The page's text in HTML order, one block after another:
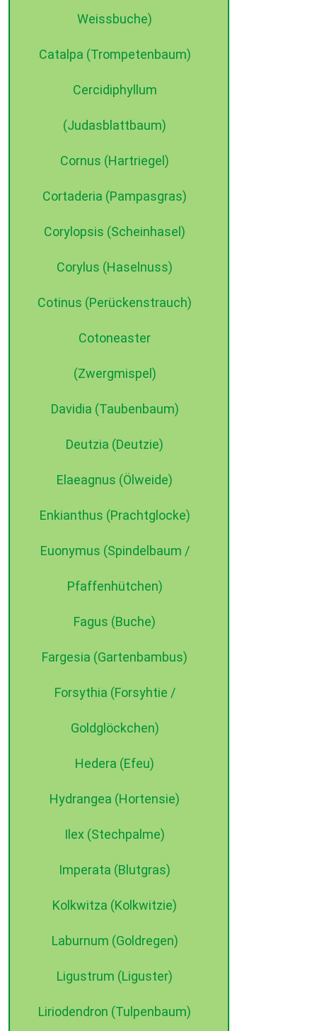
Weissbuche)
Catalpa (Trompetenbaum)
Cercidiphyllum
(Judasblattbaum)
Cornus (Hartriegel)
Cortaderia (Pampasgras)
Corylopsis (Scheinhasel)
Corylus (Haselnuss)
Cotinus (Perückenstrauch)
Cotoneaster
(Zwergmispel)
Davidia (Taubenbaum)
Deutzia (Deutzie)
Elaeagnus (Ölweide)
Enkianthus (Prachtglocke)
Euonymus (Spindelbaum /
Pfaffenhütchen)
Fagus (Buche)
Fargesia (Gartenbambus)
Forsythia (Forsyhtie /
Goldglöckchen)
Hedera (Efeu)
Hydrangea (Hortensie)
Ilex (Stechpalme)
Imperata (Blutgras)
Kolkwitza (Kolkwitzie)
Laburnum (Goldregen)
Ligustrum (Liguster)
Liriodendron (Tulpenbaum)